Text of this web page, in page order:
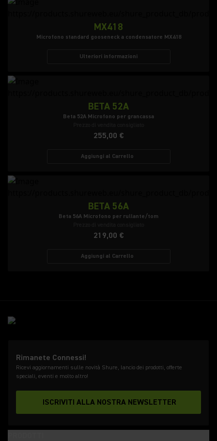
MX418
Microfono standard gooseneck a condensatore MX418
Ulteriori informazioni
BETA 52A
Beta 52A Microfono per grancassa
255,00 €
Aggiungi al Carrello
BETA 56A
Beta 56A Microfono per rullante/tom
219,00 €
Aggiungi al Carrello
Rimanete Connessi!
Ricevi aggiornamenti sulle novità Shure, lancio dei prodotti, offerte
speciali, eventi e molto altro!
ISCRIVITI ALLA NOSTRA NEWSLETTER